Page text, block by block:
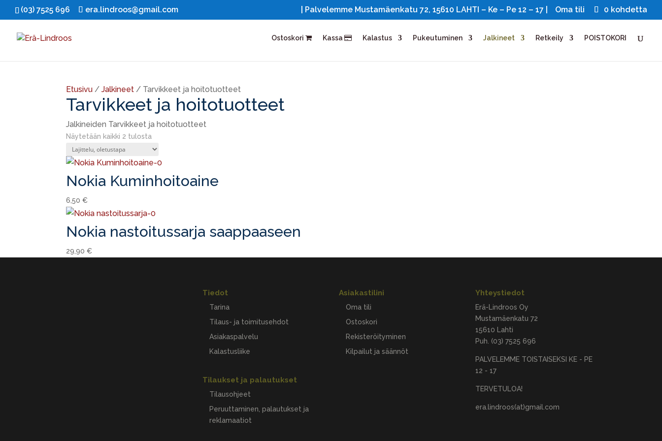
(03) 7525 696 era.lindroos@gmail.com | Palvelemme Mustamäenkatu 72, 15610 LAHTI – Ke – Pe 12 – 17 | Oma tili 0 kohdetta
Ostoskori Kassa Kalastus Pukeutuminen Jalkineet Retkeily POISTOKORI
Etusivu /Jalkineet / Tarvikkeet ja hoitotuotteet
Tarvikkeet ja hoitotuotteet
Jalkineiden Tarvikkeet ja hoitotuotteet
Näytetään kaikki 2 tulosta
Nokia Kuminhoitoaine
6,50€
Nokia nastoitussarja saappaaseen
29,90€
Tiedot
Tarina
Tilaus- ja toimitusehdot
Asiakaspalvelu
Kalastusliike
Tilaukset ja palautukset
Tilausohjeet
Peruuttaminen, palautukset ja
reklamaatiot
Asiakastilini
Oma tili
Ostoskori
Rekisteröityminen
Kilpailut ja säännöt
Yhteystiedot
Erä-Lindroos Oy
Mustamäenkatu 72
15610 Lahti
Puh. (03) 7525 696
PALVELEMME TOISTAISEKSI KE - PE
12 - 17
TERVETULOA!
era.lindroos(at)gmail.com